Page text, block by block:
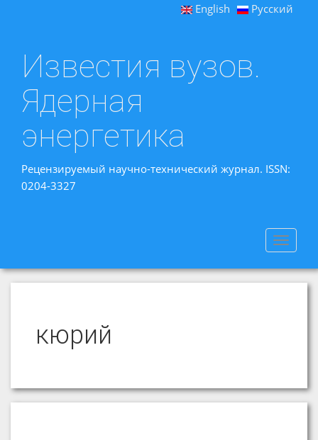
English Русский
Известия вузов.
Ядерная
энергетика
Рецензируемый научно-технический журнал. ISSN:
0204-3327
Toggle
кюрий